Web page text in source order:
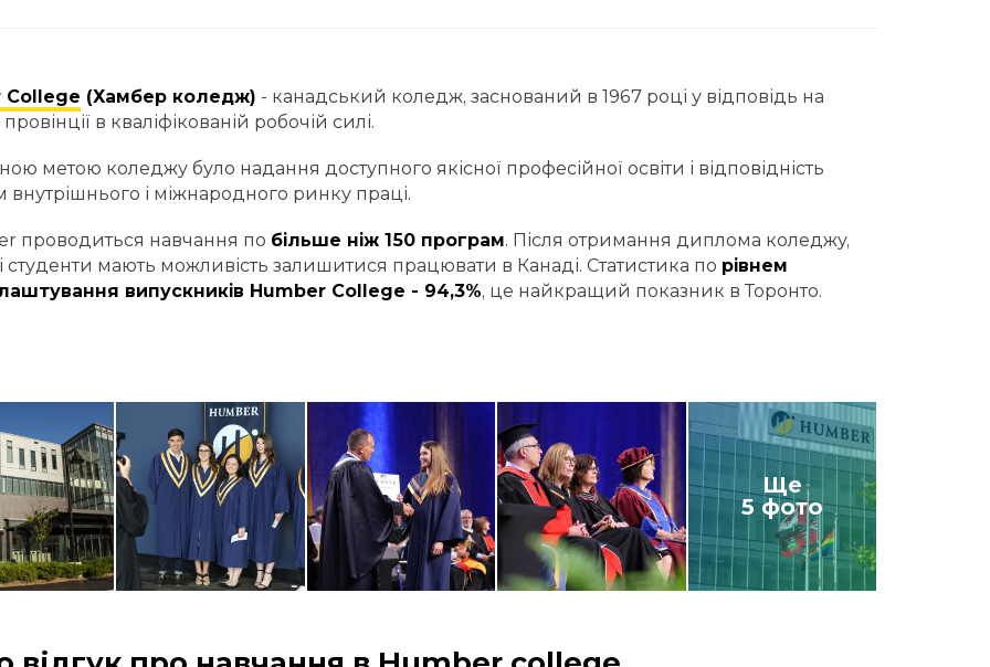
College (Хамбер коледж) - канадський коледж, заснований в 1967 році у відповідь на
в кваліфікованій робочій силі.
метою коледжу було надання доступного якісної професійної освіти і відповідність
внутрішнього і міжнародного ринку праці.
проводиться навчання по більше ніж 150 програм. Після отримання диплома коледжу,
студенти мають можливість залишитися працювати в Канаді. Статистика по рівнем
випускників Humber College - 94,3%, це найкращий показник в Торонто.
Ще
5 фото